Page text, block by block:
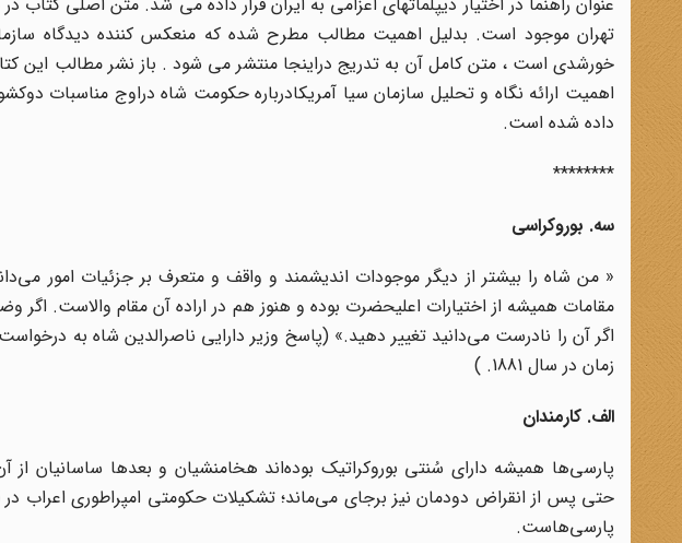
تهران موجود است. بدلیل اهمیت مطالب مطرح شده که منعکس کننده دیدگاه
خورشدی است ، متن کامل آن به تدریج دراینجا منتشر می شود . باز نشر مطالب این
اهمیت ارائه نگاه و تحلیل سازمان سیا آمریکادرباره حکومت شاه دراوج مناسبات
داده شده است.
********
سه. بوروکراسی
« من شاه را بیشتر از دیگر موجودات اندیشمند و واقف و متعرف بر جزئیات امور
مقامات همیشه از اختیارات اعلیحضرت بوده و هنوز هم در اراده آن مقام والاست.
اگر آن را نادرست می‌دانید تغییر دهید.» (پاسخ وزیر دارایی ناصرالدین شاه به
زمان در سال 1881. )
الف. کارمندان
پارسی‌ها همیشه دارای سُنتی بوروکراتیک بوده‌اند هخامنشیان و بعدها ساسانیان از
حتی پس از انقراض دودمان نیز برجای می‌ماند؛ تشکیلات حکومتی امپراطوری
پارسی‌هاست.